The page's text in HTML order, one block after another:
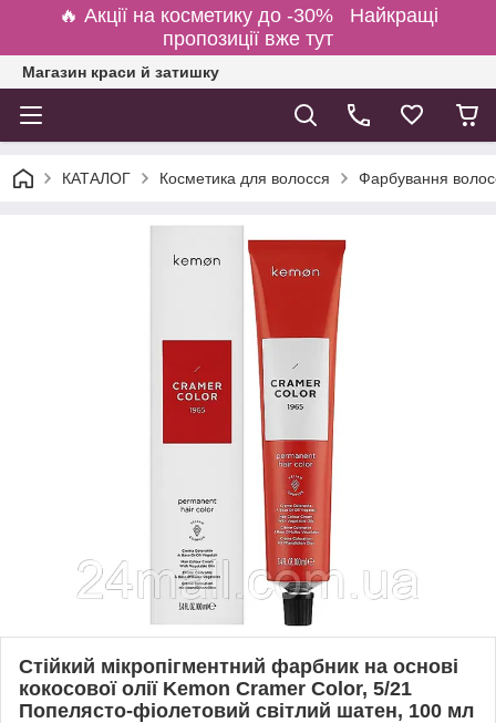
🔥 Акції на косметику до -30% Найкращі
пропозиції вже тут
Магазин краси й затишку
КАТАЛОГ Косметика для волосся Фарбування
Стійкий мікропігментний фарбник на основі
кокосової олії Kemon Cramer Color, 5/21
Попелясто-фіолетовий світлий шатен, 100 мл